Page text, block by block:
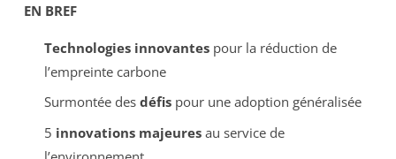
EN BREF
Technologies innovantespour la réduction de
l’empreinte carbone
Surmontée des défispour une adoption généralisée
5 innovations majeuresau service de